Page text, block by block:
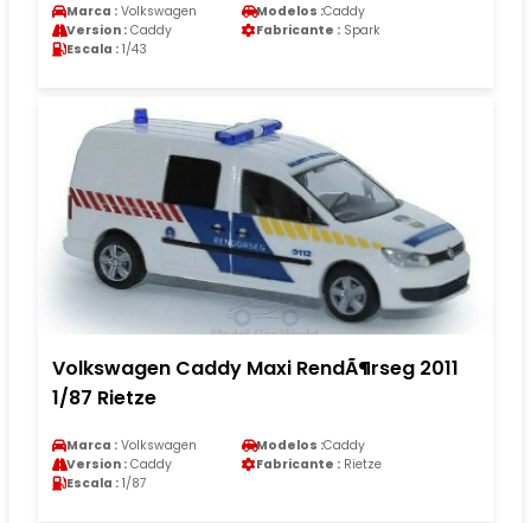
Marca : Volkswagen Modelos :Caddy
Version : Caddy Fabricante : Spark
Escala : 1/43
Volkswagen Caddy Maxi RendÃ¶rseg 2011
1/87 Rietze
Marca : Volkswagen Modelos :Caddy
Version : Caddy Fabricante : Rietze
Escala : 1/87